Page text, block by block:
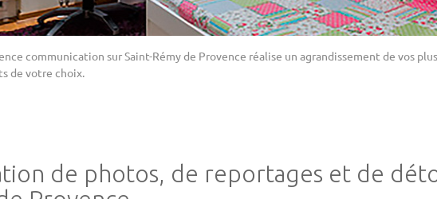
communication sur Saint-Rémy de Provence réalise un agrandissement de vos
de votre choix.
de photos, de reportages et de